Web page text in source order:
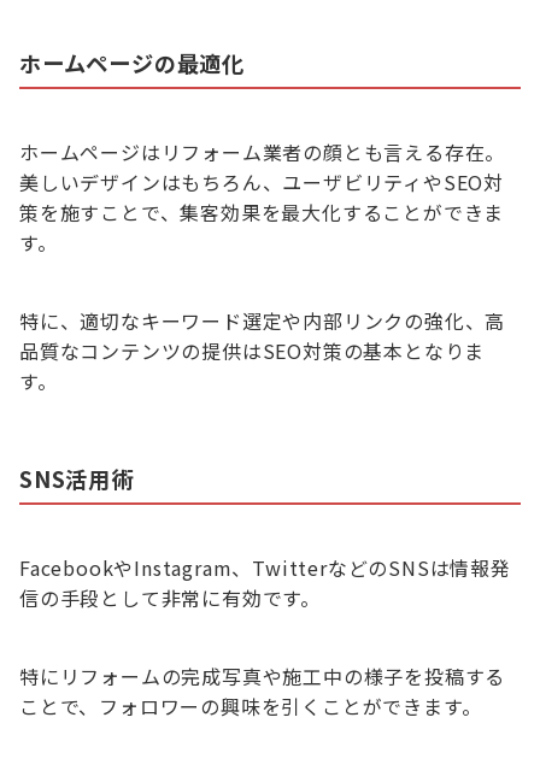
ホームページの最適化
ホームページはリフォーム業者の顔とも言える存在。
美しいデザインはもちろん、ユーザビリティやSEO対
策を施すことで、集客効果を最大化することができま
す。
特に、適切なキーワード選定や内部リンクの強化、高
品質なコンテンツの提供はSEO対策の基本となりま
す。
SNS活用術
FacebookやInstagram、TwitterなどのSNSは情報発
信の手段として非常に有効です。
特にリフォームの完成写真や施工中の様子を投稿する
ことで、フォロワーの興味を引くことができます。